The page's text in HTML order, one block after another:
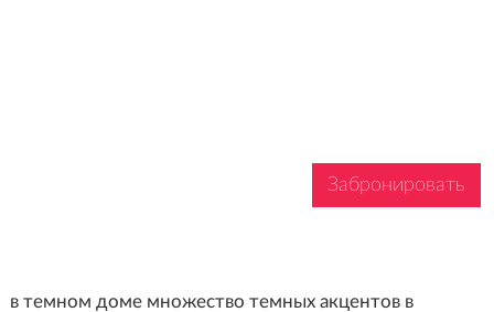
Забронировать
в темном доме множество темных акцентов в